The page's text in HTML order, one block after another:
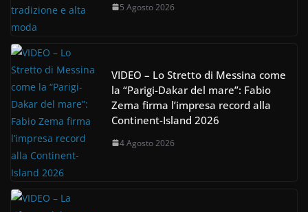
5 Agosto 2026
VIDEO – Lo Stretto di Messina come
la “Parigi-Dakar del mare”: Fabio
Zema firma l’impresa record alla
Continent-Island 2026
4 Agosto 2026